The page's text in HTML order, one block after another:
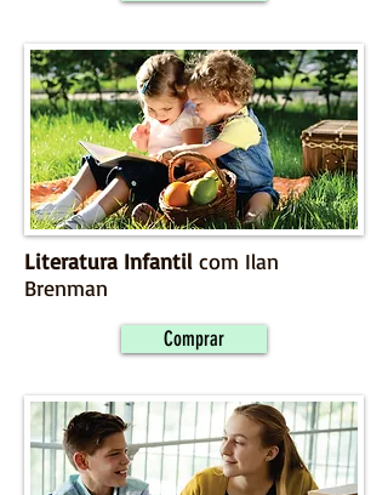
Literatura Infantil com Ilan
Brenman
Comprar